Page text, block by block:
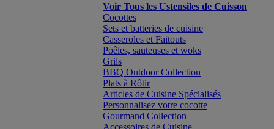
Voir Tous les Ustensiles de Cuisson
Cocottes
Sets et batteries de cuisine
Casseroles et Faitouts
Poêles, sauteuses et woks
Grils
BBQ Outdoor Collection
Plats à Rôtir
Articles de Cuisine Spécialisés
Personnalisez votre cocotte
Gourmand Collection
Accessoires de Cuisine